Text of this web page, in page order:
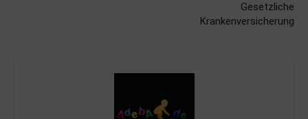
Gesetzliche
Krankenversicherung